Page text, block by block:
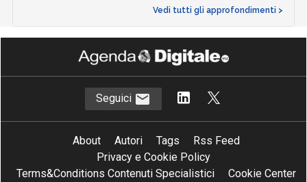
Vedi tutti gli approfondimenti >
Seguici
About Autori Tags
Rss Feed
Privacy e Cookie Policy
Terms&Conditions Contenuti Specialistici
Cookie Center